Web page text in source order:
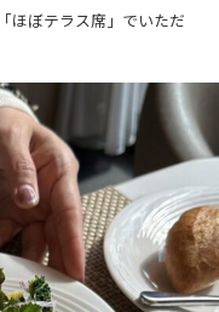
ほぼテラス席」でいただ